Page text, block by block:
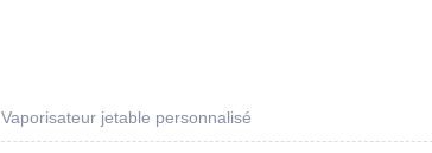
Vaporisateur jetable personnalisé